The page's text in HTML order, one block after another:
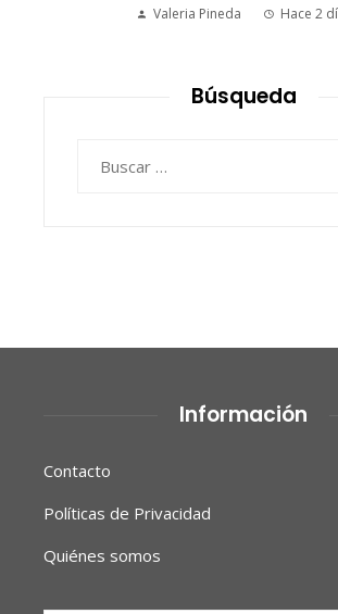
Valeria Pineda Hace 2
Búsqueda
Información
Contacto
Políticas de Privacidad
Quiénes somos